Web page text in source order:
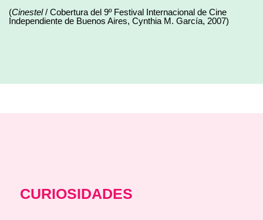
(Cinestel/ Cobertura del 9º Festival Internacional de Cine
Independiente de Buenos Aires, Cynthia M. García, 2007)
CURIOSIDADES